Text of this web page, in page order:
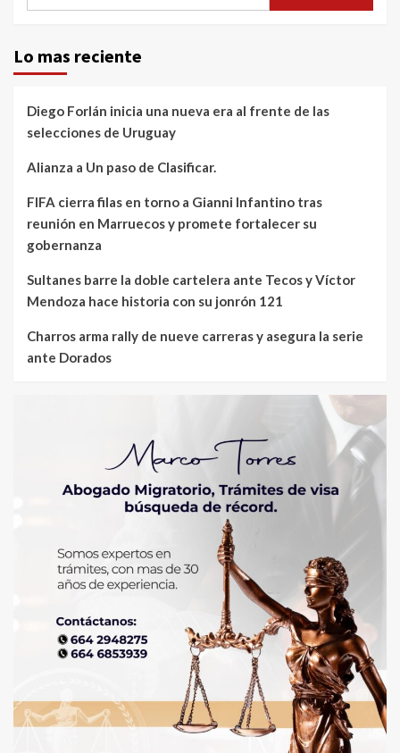
Lo mas reciente
Diego Forlán inicia una nueva era al frente de las
selecciones de Uruguay
Alianza a Un paso de Clasificar.
FIFA cierra filas en torno a Gianni Infantino tras
reunión en Marruecos y promete fortalecer su
gobernanza
Sultanes barre la doble cartelera ante Tecos y Víctor
Mendoza hace historia con su jonrón 121
Charros arma rally de nueve carreras y asegura la serie
ante Dorados